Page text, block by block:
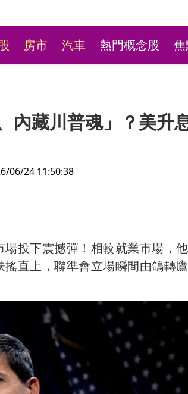
房市 汽車 熱門概念股
內藏川普魂」？美升
06/24 11:50:38
投下震撼彈！相較就業市場，
直上，聯準會立場瞬間由鴿轉鷹